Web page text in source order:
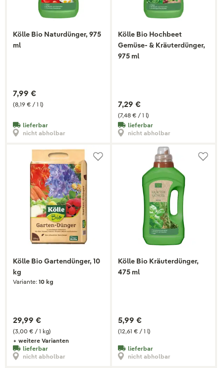
Kölle Bio Naturdünger, 975
ml
(8,19 € / 1 l)
7,99 €
lieferbar
nicht abholbar
Kölle Bio Hochbeet
Gemüse- & Kräuterdünger,
975 ml
(7,48 € / 1 l)
7,29 €
lieferbar
nicht abholbar
Kölle Bio Gartendünger, 10
kg
Variante: 10 kg
(3,00 € / 1 kg)
29,99 €
+ weitere Varianten
lieferbar
nicht abholbar
Kölle Bio Kräuterdünger,
475 ml
(12,61 € / 1 l)
5,99 €
lieferbar
nicht abholbar